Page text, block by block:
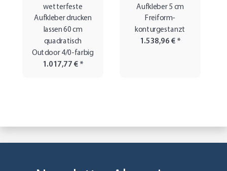
wetterfeste
Aufkleber drucken
lassen 60 cm
quadratisch
Outdoor 4/0-farbig
1.017,77 € *
Aufkleber 5 cm
Freiform-
konturgestanzt
1.538,96 € *